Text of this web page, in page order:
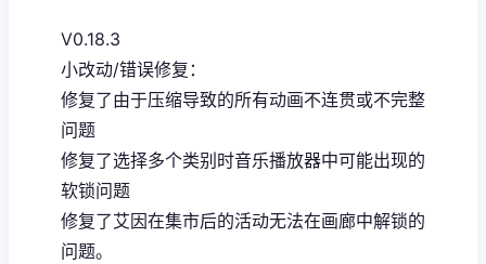
V0.18.3
小改动/错误修复：
修复了由于压缩导致的所有动画不连贯或不完整
问题
修复了选择多个类别时音乐播放器中可能出现的
软锁问题
修复了艾因在集市后的活动无法在画廊中解锁的
问题。